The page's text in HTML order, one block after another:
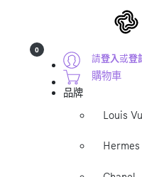
請登入或登
0
購物車
品牌
Louis
Hermes